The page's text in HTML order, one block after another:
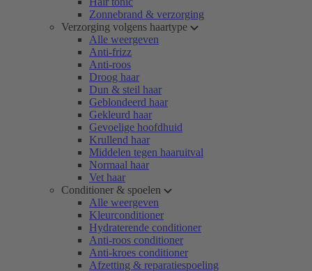
Zonnebrand & verzorging
Verzorging volgens haartype
Alle weergeven
Anti-frizz
Anti-roos
Droog haar
Dun & steil haar
Geblondeerd haar
Gekleurd haar
Gevoelige hoofdhuid
Krullend haar
Middelen tegen haaruitval
Normaal haar
Vet haar
Conditioner & spoelen
Alle weergeven
Kleurconditioner
Hydraterende conditioner
Anti-roos conditioner
Anti-kroes conditioner
Afzetting & reparatiespoeling